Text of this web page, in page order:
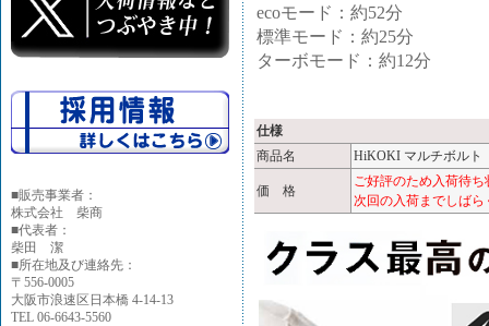
■販売事業者：
株式会社 柴商
■代表者：
柴田 潔
■所在地及び連絡先：
〒556-0005
大阪市浪速区日本橋 4-14-13
TEL 06-6643-5560
ecoモード：約52分
標準モード：約25分
ターボモード：約12分
仕様
商品名
HiKOKI マルチボルト
価 格
ご好評のため入荷待ち
次回の入荷までしば